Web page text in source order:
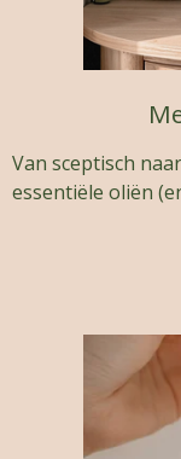
Van sceptisch
essentiële oliën